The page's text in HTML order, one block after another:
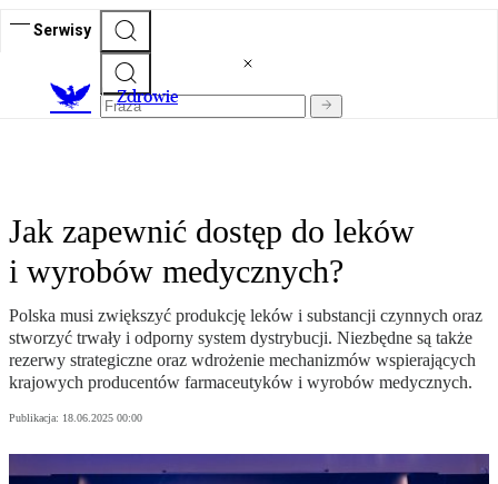
Serwisy
Zdrowie
Jak zapewnić dostęp do leków
i wyrobów medycznych?
Polska musi zwiększyć produkcję leków i substancji czynnych oraz
stworzyć trwały i odporny system dystrybucji. Niezbędne są także
rezerwy strategiczne oraz wdrożenie mechanizmów wspierających
krajowych producentów farmaceutyków i wyrobów medycznych.
Publikacja: 18.06.2025 00:00